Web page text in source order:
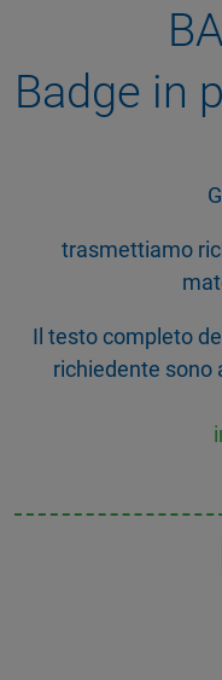
Badge in
trasmettiamo
Il testo completo
richiedente sono